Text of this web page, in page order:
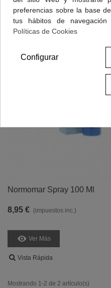
Normomar Spray 100 Ml
8,95 € (impuestos inc.)
Ver Más
Vista Rápida
Mostrando 1-2 de 2 artículo(s)
preferencias sobre la base
tus hábitos de navegación
Políticas de Cookies
Configurar